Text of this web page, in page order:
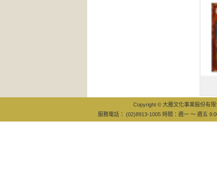
Copyright © 大雁文化事業股份有
服務電話： (02)8913-1005 時間：週一 ～ 週五